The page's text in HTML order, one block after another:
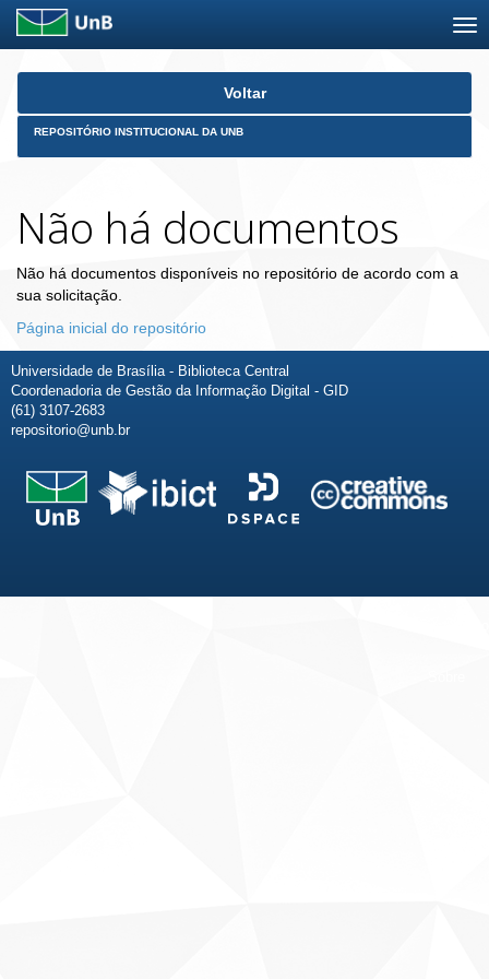
Skip
Voltar
REPOSITÓRIO INSTITUCIONAL DA UNB
Não há documentos
Não há documentos disponíveis no repositório de acordo com a
sua solicitação.
Página inicial do repositório
Universidade de Brasília - Biblioteca Central
Coordenadoria de Gestão da Informação Digital - GID
(61) 3107-2683
repositorio@unb.br